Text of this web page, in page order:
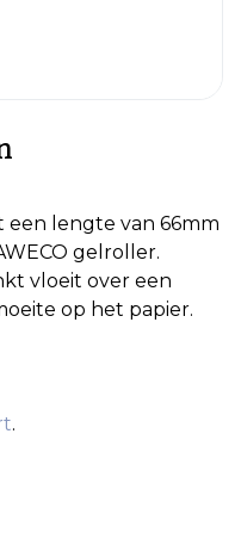
een lengte van 66mm
gelroller.
vloeit over een
op het papier.
.